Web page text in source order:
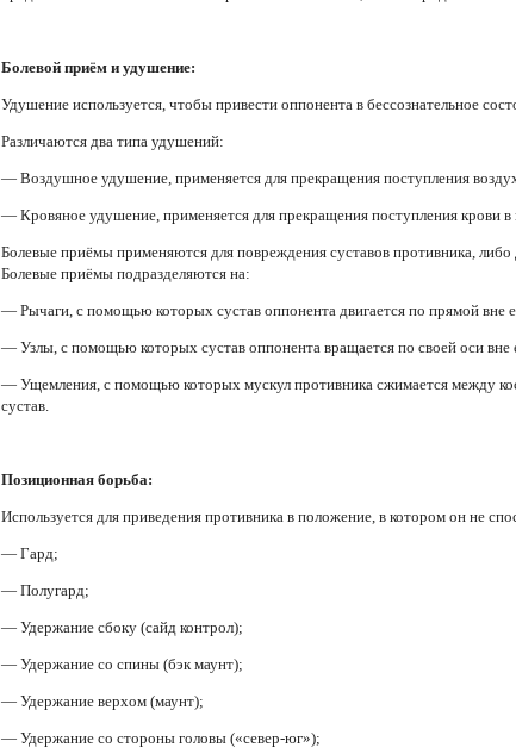
Болевой приём и удушение:
Удушение используется, чтобы привести оппонента в бессознательное
Различаются два типа удушений:
— Воздушное удушение, применяется для прекращения поступления
— Кровяное удушение, применяется для прекращения поступления крови в
Болевые приёмы применяются для повреждения суставов противника,
Болевые приёмы подразделяются на:
— Рычаги, с помощью которых сустав оппонента двигается по прямой вне
— Узлы, с помощью которых сустав оппонента вращается по своей оси вне
— Ущемления, с помощью которых мускул противника сжимается между
сустав.
Позиционная борьба:
Используется для приведения противника в положение, в котором он не
— Гард;
— Полугард;
— Удержание сбоку (сайд контрол);
— Удержание со спины (бэк маунт);
— Удержание верхом (маунт);
— Удержание со стороны головы («север-юг»);